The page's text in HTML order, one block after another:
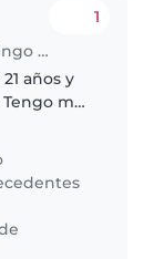
Niñera en Santo Domingo de los Colorados
1
años y
más